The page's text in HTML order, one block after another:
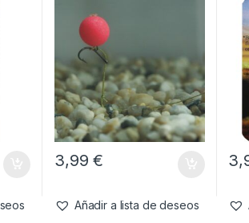
3,99€
Añadir a lista de deseos